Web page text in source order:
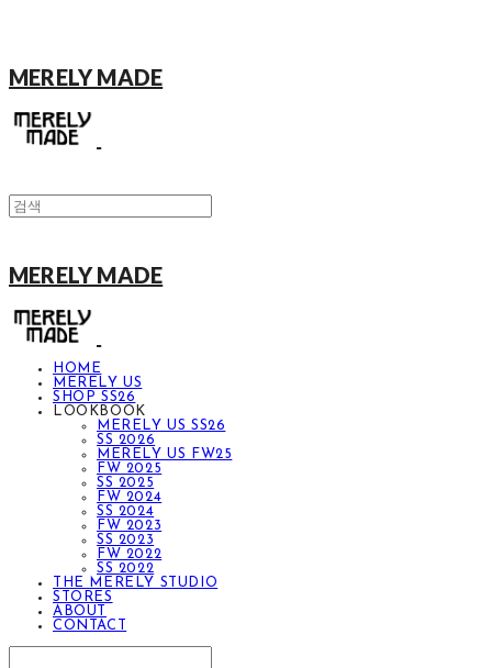
MERELY MADE
MERELY MADE
HOME
MERELY US
SHOP SS26
LOOKBOOK
MERELY US SS26
SS 2026
MERELY US FW25
FW 2025
SS 2025
FW 2024
SS 2024
FW 2023
SS 2023
FW 2022
SS 2022
THE MERELY STUDIO
STORES
ABOUT
CONTACT